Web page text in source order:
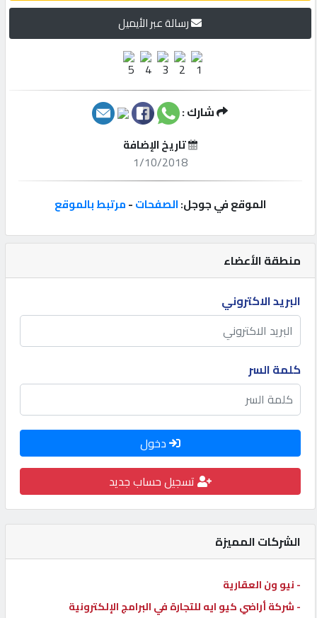
شركات
إعلانات
المنتدى
كيو
مزاد
كيو
نمبر
كيو
كارز
كيو
ماركت
الدليل
القطري
منطقة الأعضاء
البريد الاكتروني
كلمة السر
دخول
تسجيل حساب جديد
الشركات المميزة
- نيو ون العقارية
- شركة أراضي كيو ايه للتجارة في البرامج الإلكترونية
رسالة عبر الأيميل
شارك :
تاريخ الإضافة
1/10/2018
الموقع في جوجل:الصفحات-مرتبط بالموقع